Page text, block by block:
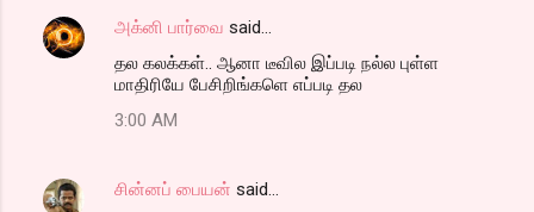
அக்னி பார்வை said…
தல கலக்கள்.. ஆனா டீவில இப்படி நல்ல புள்ள
மாதிரியே பேசிறிங்களெ எப்படி தல
3:00 AM
சின்னப் பையன் said…